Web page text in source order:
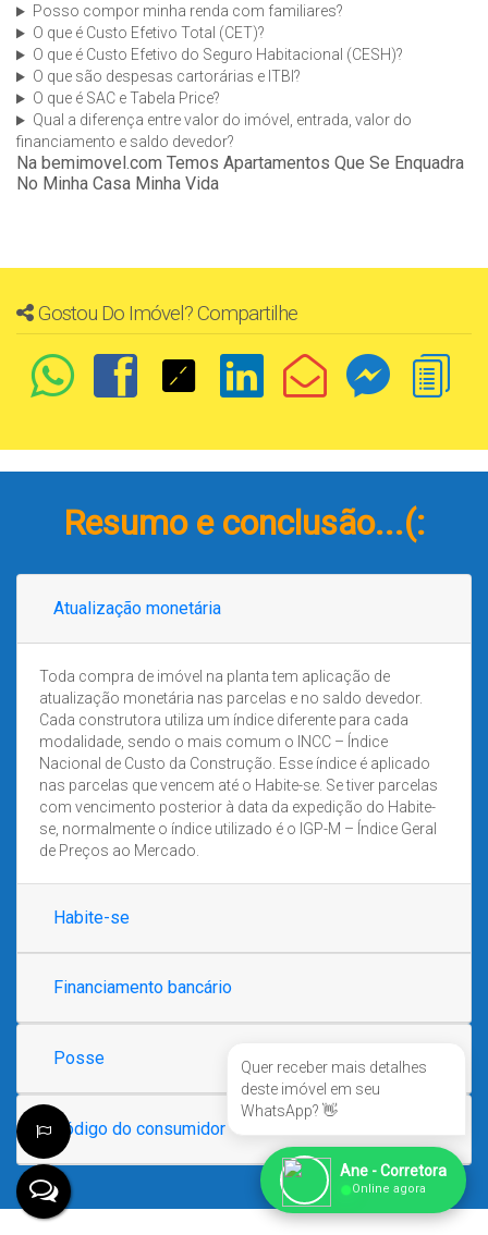
Posso compor minha renda com familiares?
O que é Custo Efetivo Total (CET)?
O que é Custo Efetivo do Seguro Habitacional (CESH)?
O que são despesas cartorárias e ITBI?
O que é SAC e Tabela Price?
Qual a diferença entre valor do imóvel, entrada, valor do
financiamento e saldo devedor?
Na bemimovel.com Temos Apartamentos Que Se Enquadra
No Minha Casa Minha Vida
Gostou Do Imóvel? Compartilhe
Resumo e conclusão...(:
Atualização monetária
Toda compra de imóvel na planta tem aplicação de
atualização monetária nas parcelas e no saldo devedor.
Cada construtora utiliza um índice diferente para cada
modalidade, sendo o mais comum o INCC – Índice
Nacional de Custo da Construção. Esse índice é aplicado
nas parcelas que vencem até o Habite-se. Se tiver parcelas
com vencimento posterior à data da expedição do Habite-
se, normalmente o índice utilizado é o IGP-M – Índice Geral
de Preços ao Mercado.
Habite-se
Financiamento bancário
Posse
Código do consumidor
Quer receber mais detalhes
deste imóvel em seu
WhatsApp? 👋
Ane - Corretora
●Online agora